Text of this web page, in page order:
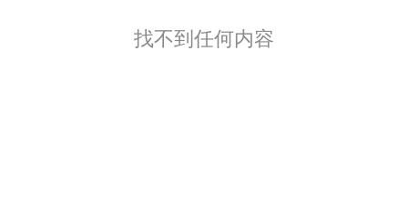
找不到任何内容